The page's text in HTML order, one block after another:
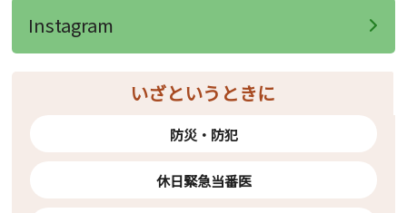
Instagram
いざというときに
防災・防犯
休日緊急当番医